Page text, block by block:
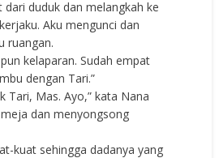
dari duduk dan melangkah ke
Aku mengunci dan
ruangan.
kelaparan. Sudah empat
dengan Tari.”
Tari, Mas. Ayo,” kata Nana
dan menyongsong
kuat sehingga dadanya yang